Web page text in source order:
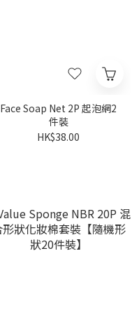
Face Soap Net 2P 起泡網2
件裝
HK$38.00